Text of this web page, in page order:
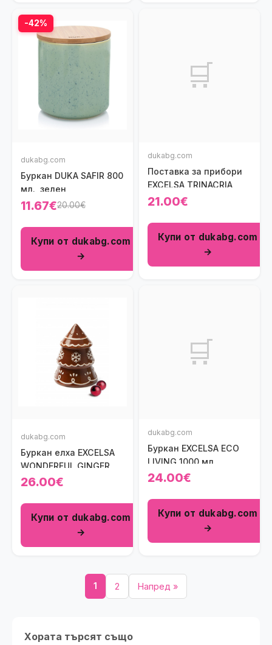
-42%
dukabg.com
Буркан DUKA SAFIR 800
мл., зелен
11.67€20.00€
Купи от dukabg.com
→
🛒
dukabg.com
Поставка за прибори
EXCELSA TRINACRIA
21.00€
Купи от dukabg.com
→
dukabg.com
Буркан елха EXCELSA
WONDERFUL GINGER
26.00€
Купи от dukabg.com
→
🛒
dukabg.com
Буркан EXCELSA ECO
LIVING 1000 мл.
24.00€
Купи от dukabg.com
→
1 2 Напред »
Хората търсят също